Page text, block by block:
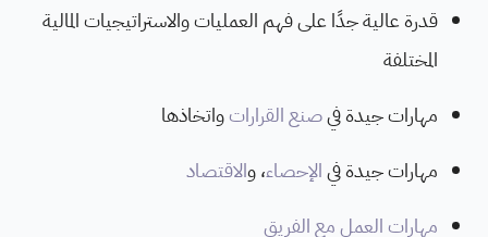
قدرة عالية جدًا على فهم العمليات والاستراتيجيات المالية
المختلفة
مهارات جيدة فيصنع القراراتواتخاذها
مهارات جيدة فيالإحصاء، والاقتصاد
مهارات العمل مع الفريق